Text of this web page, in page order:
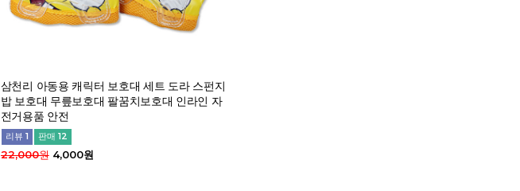
삼천리 아동용 캐릭터 보호대 세트 도라 스펀지
밥 보호대 무릎보호대 팔꿈치보호대 인라인 자
전거용품 안전
리뷰 1 판매 12
22,000원4,000원